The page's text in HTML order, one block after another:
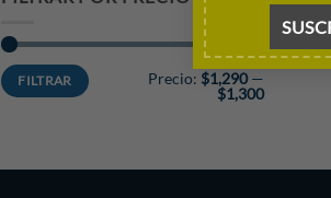
Precio
mínimo
Precio
máximo
FILTRAR Precio: $1,290—
$1,300